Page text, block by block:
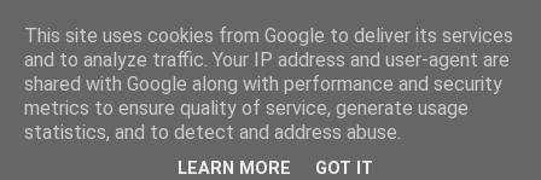
Jangeox' blog
This site uses cookies from Google to deliver its services
and to analyze traffic. Your IP address and user-agent are
shared with Google along with performance and security
metrics to ensure quality of service, generate usage
statistics, and to detect and address abuse.
LEARN MORE GOT IT